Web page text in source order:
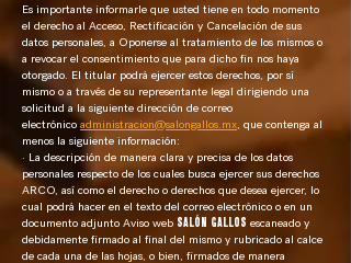
Es importante informarle que usted tiene en todo momento
el derecho al Acceso, Rectificación y Cancelación de sus
datos personales, a Oponerse al tratamiento de los mismos o
a revocar el consentimiento que para dicho fin nos haya
otorgado. El titular podrá ejercer estos derechos, por sí
mismo o a través de su representante legal dirigiendo una
solicitud a la siguiente dirección de correo
electrónicoadministracion@salongallos.mx, que contenga al
menos la siguiente información:
· La descripción de manera clara y precisa de los datos
personales respecto de los cuales busca ejercer sus derechos
ARCO, así como el derecho o derechos que desea ejercer, lo
cual podrá hacer en el texto del correo electrónico o en un
documento adjunto Aviso web SALÓN GALLOS escaneado y
debidamente firmado al final del mismo y rubricado al calce
de cada una de las hojas, o bien, firmados de manera